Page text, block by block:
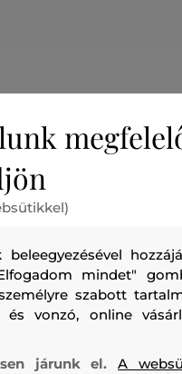
A kerek nyakkivágás
mellkason található
prémium eredetű
rugalmas, ami
sokáig megőrzi
kiegészít
mindet"
szabott
és vonzó, online
járunk el.A